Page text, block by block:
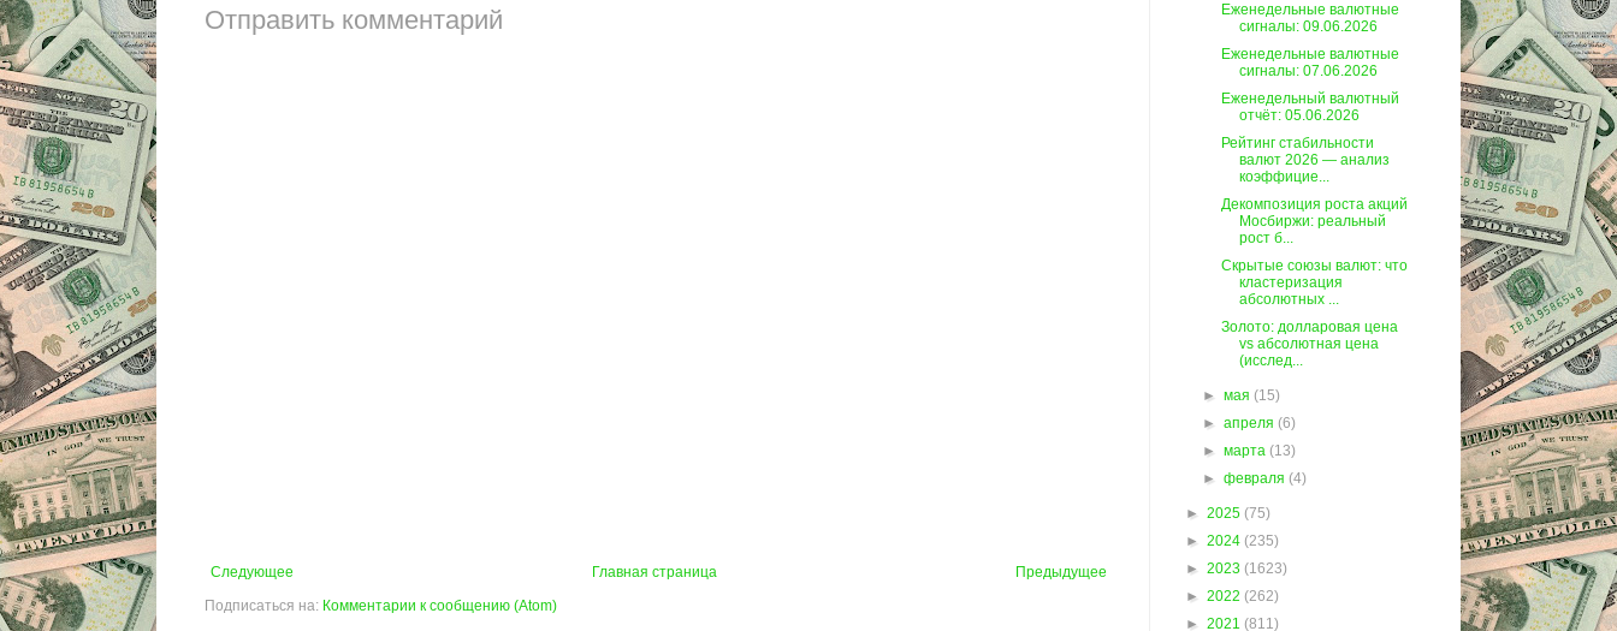
Отправить комментарий
Следующее Предыдущее
Главная страница
Подписаться на: Комментарии к сообщению (Atom)
Еженедельные валютные
сигналы: 09.06.2026
Еженедельные валютные
сигналы: 07.06.2026
Еженедельный валютный
отчёт: 05.06.2026
Рейтинг стабильности
валют 2026 — анализ
коэффицие...
Декомпозиция роста акций
Мосбиржи: реальный
рост б...
Скрытые союзы валют: что
кластеризация
абсолютных ...
Золото: долларовая цена
vs абсолютная цена
(исслед...
►мая(15)
►апреля(6)
►марта(13)
►февраля(4)
► 2025 (75)
► 2024 (235)
► 2023 (1623)
► 2022 (262)
► 2021 (811)